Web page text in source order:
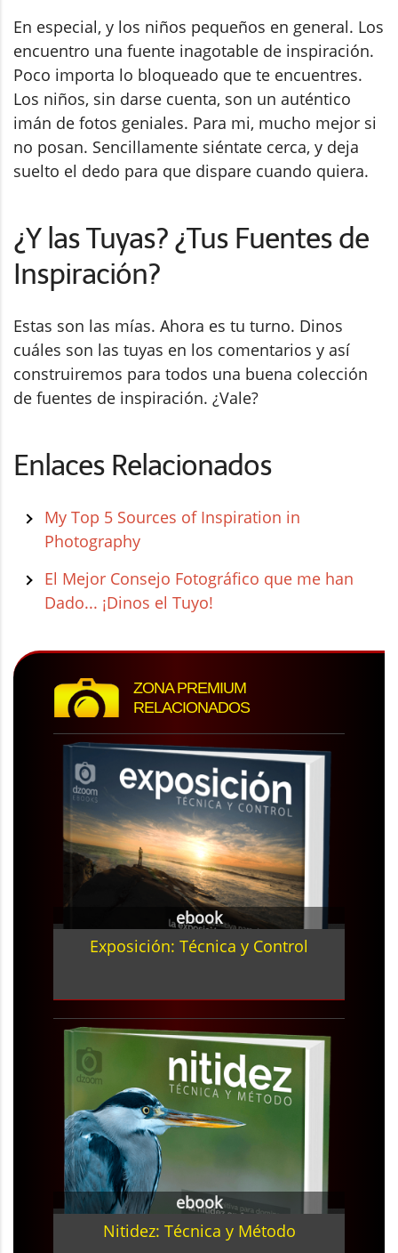
En especial, y los niños pequeños en general. Los
encuentro una fuente inagotable de inspiración.
Poco importa lo bloqueado que te encuentres.
Los niños, sin darse cuenta, son un auténtico
imán de fotos geniales. Para mi, mucho mejor si
no posan. Sencillamente siéntate cerca, y deja
suelto el dedo para que dispare cuando quiera.
¿Y las Tuyas? ¿Tus Fuentes de
Inspiración?
Estas son las mías. Ahora es tu turno. Dinos
cuáles son las tuyas en los comentarios y así
construiremos para todos una buena colección
de fuentes de inspiración. ¿Vale?
Enlaces Relacionados
My Top 5 Sources of Inspiration in
Photography
El Mejor Consejo Fotográfico que me han
Dado... ¡Dinos el Tuyo!
ZONA PREMIUM
RELACIONADOS
ebook
Exposición: Técnica y Control
ebook
Nitidez: Técnica y Método